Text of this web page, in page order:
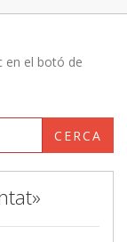
en el botó de
CERCA